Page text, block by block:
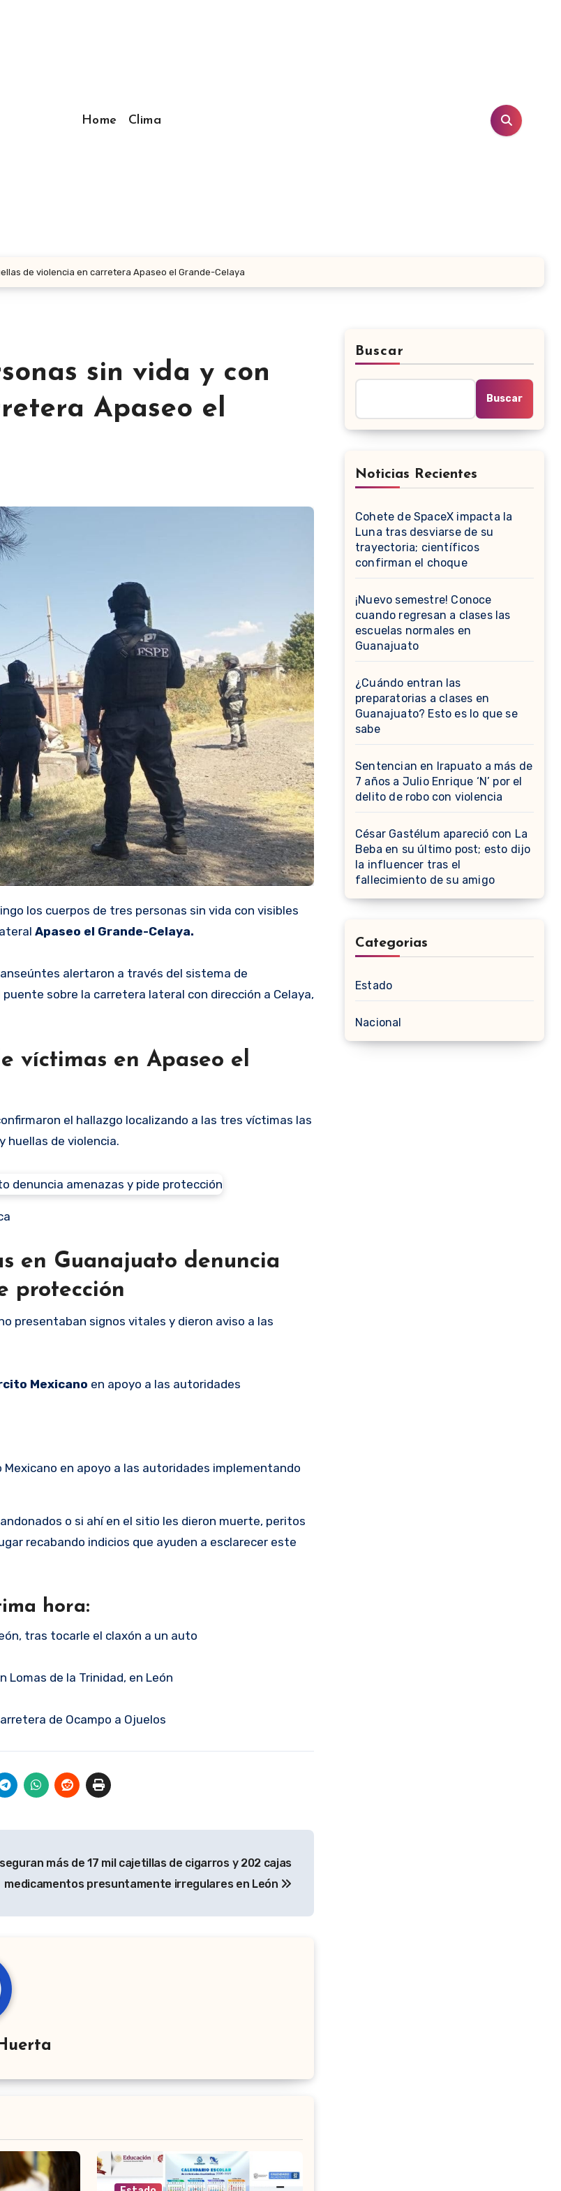
Home Clima
de violencia en carretera Apaseo el Grande-Celaya
sin vida y con
Apaseo el
los cuerpos de tres personas sin vida con visibles
Apaseo el Grande-Celaya.
alertaron a través del sistema de
sobre la carretera lateral con dirección a Celaya,
víctimas en Apaseo el
el hallazgo localizando a las tres víctimas las
huellas de violencia.
en Guanajuato denuncia
protección
presentaban signos vitales y dieron aviso a las
Mexicano en apoyo a las autoridades
en apoyo a las autoridades implementando
o si ahí en el sitio les dieron muerte, peritos
recabando indicios que ayuden a esclarecer este
hora:
tras tocarle el claxón a un auto
Lomas de la Trinidad, en León
de Ocampo a Ojuelos
más de 17 mil cajetillas de cigarros y 202 cajas
medicamentos presuntamente irregulares en León
Buscar
Buscar
Noticias Recientes
Cohete de SpaceX impacta la
Luna tras desviarse de su
trayectoria; científicos
confirman el choque
¡Nuevo semestre! Conoce
cuando regresan a clases las
escuelas normales en
Guanajuato
¿Cuándo entran las
preparatorias a clases en
Guanajuato? Esto es lo que se
sabe
Sentencian en Irapuato a más de
7 años a Julio Enrique ‘N’ por el
delito de robo con violencia
César Gastélum apareció con La
Beba en su último post; esto dijo
la influencer tras el
fallecimiento de su amigo
Categorias
Estado
Nacional